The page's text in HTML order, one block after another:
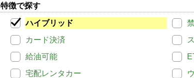
特徴で探す
ハイブリッド
カード決済
給油可能
宅配レンタカー